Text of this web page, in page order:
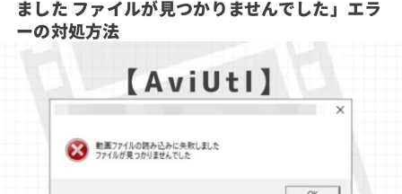
ました ファイルが見つかりませんでした」エラ
ーの対処方法